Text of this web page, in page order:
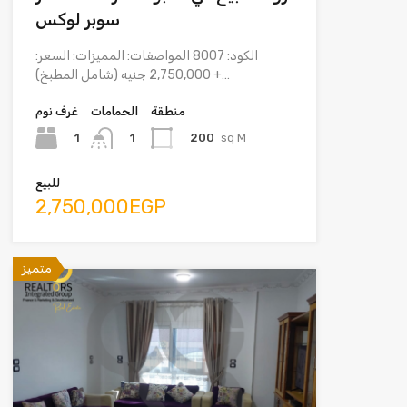
سوبر لوكس
الكود: 8007 المواصفات: المميزات: السعر:
2,750,000 جنيه (شامل المطبخ) +…
غرف نوم
1
الحمامات
1
منطقة
200 sq M
للبيع
2,750,000EGP
متميز